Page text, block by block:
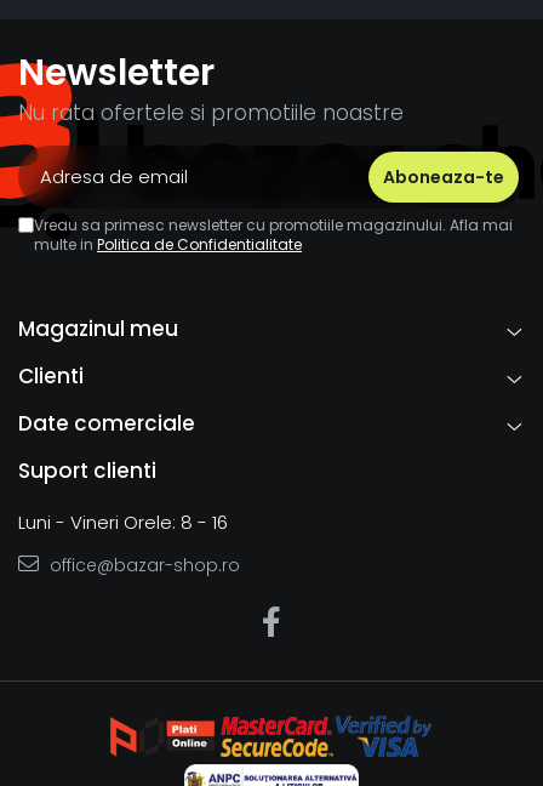
Newsletter
Nu rata ofertele si promotiile noastre
Vreau sa primesc newsletter cu promotiile magazinului. Afla mai
multe in Politica de Confidentialitate
Magazinul meu
Clienti
Date comerciale
Suport clienti
Luni - Vineri Orele: 8 - 16
office@bazar-shop.ro